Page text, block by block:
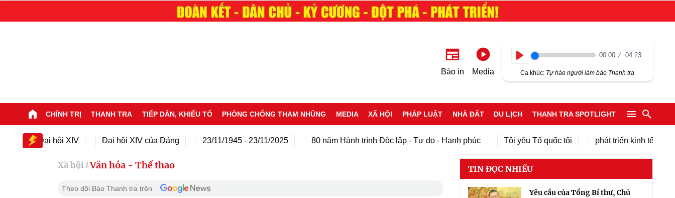
Báo in Media
00:00 04:23
Ca khúc: Tự hào người làm báo Thanh tra
CHÍNH TRỊ THANH TRA TIẾP DÂN, KHIẾU TỐ PHÒNG CHỐNG THAM NHŨNG MEDIA XÃ HỘI PHÁP LUẬT NHÀ ĐẤT DU LỊCH THANH TRA SPOTLIGHT
Đại hội XIV Đại hội XIV của Đảng 23/11/1945 - 23/11/2025 80 năm Hành trình Độc lập - Tự do - Hạnh phúc Tôi yêu Tổ quốc tôi phát triển kinh tế tư nhân
Xã hội / Văn hóa - Thể thao
Theo dõi Báo Thanh tra trên
TIN ĐỌC NHIỀU
Yêu cầu của Tổng Bí thư, Chủ